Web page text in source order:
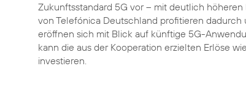
Zukunftsstandard 5G vor – mit deutlich
von Telefónica Deutschland profitieren
eröffnen sich mit Blick auf künftige 5G-
kann die aus der Kooperation erzielten Erlöse
investieren.